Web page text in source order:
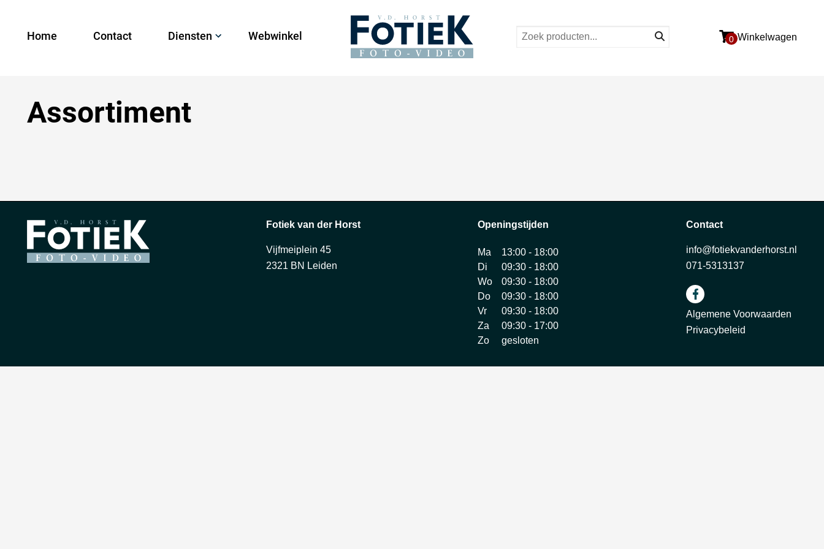
Home Contact Diensten Webwinkel 0 Winkelwagen
Assortiment
Fotiek van der Horst
Vijfmeiplein 45
2321 BN Leiden
Openingstijden
Ma
13:00 - 18:00
Di
09:30 - 18:00
Wo
09:30 - 18:00
Do
09:30 - 18:00
Vr
09:30 - 18:00
Za
09:30 - 17:00
Zo
gesloten
Contact
info@fotiekvanderhorst.nl
071-5313137
Algemene Voorwaarden
Privacybeleid